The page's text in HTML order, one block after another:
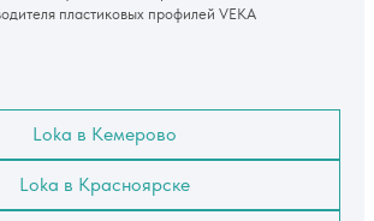
пластиковых профилей VEKA
Loka в Кемерово
Loka в Красноярске